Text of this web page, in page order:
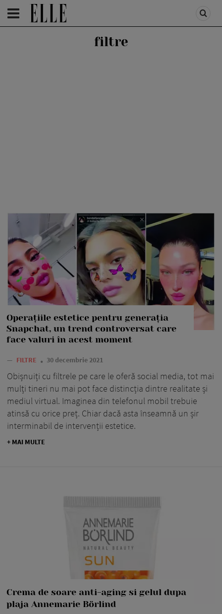
HOMEPAGE /BEAUTY
filtre
Operațiile estetice pentru generația
Snapchat, un trend controversat care
face valuri în acest moment
— FILTRE 30 decembrie 2021
Obișnuiți cu filtrele pe care le oferă social media, tot mai
mulți tineri nu mai pot face distincția dintre realitate și
mediul virtual. Imaginea din telefonul mobil trebuie
atinsă cu orice preț. Chiar dacă asta înseamnă un șir
interminabil de intervenții estetice.
+ MAI MULTE
Crema de soare anti-aging si gelul dupa
plaja Annemarie Börlind